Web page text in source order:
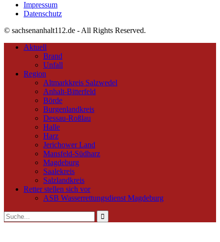
Impressum
Datenschutz
© sachsenanhalt112.de - All Rights Reserved.
Aktuell
Brand
Unfall
Region
Altmarkkreis Salzwedel
Anhalt-Bitterfeld
Börde
Burgenlandkreis
Dessau-Roßlau
Halle
Harz
Jerichower Land
Mansfeld-Südharz
Magdeburg
Saalekreis
Salzlandkreis
Retter stellen sich vor
ASB Wasserrettungsdienst Magdeburg